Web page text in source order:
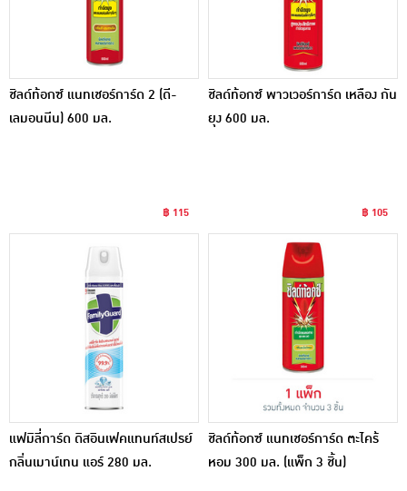
ชิลด์ท้อกซ์ แนทเชอร์การ์ด 2 (ดี-
เลมอนนีน) 600 มล.
฿ 115
ชิลด์ท้อกซ์ พาวเวอร์การ์ด เหลือง กัน
ยุง 600 มล.
฿ 105
แฟมิลี่การ์ด ดิสอินเฟคแทนท์สเปรย์
กลิ่นเมาน์เทน แอร์ 280 มล.
ชิลด์ท้อกซ์ แนทเชอร์การ์ด ตะไคร้
หอม 300 มล. (แพ็ก 3 ชิ้น)